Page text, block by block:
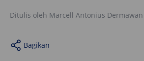
Ditulis oleh Marcell Antonius Dermawan
Bagikan